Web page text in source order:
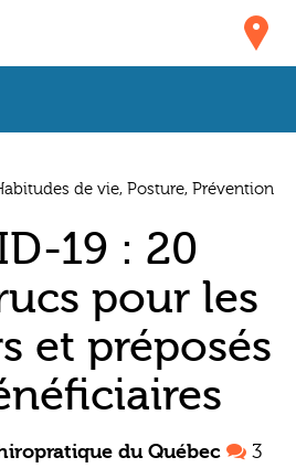
de vie, Posture, Prévention
19 : 20
pour les
et préposés
du Québec 3